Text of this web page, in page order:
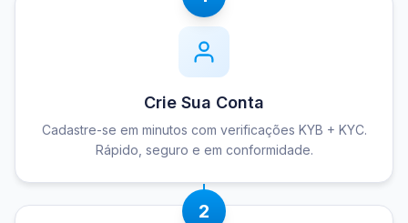
Crie Sua Conta
Cadastre-se em minutos com verificações KYB + KYC.
Rápido, seguro e em conformidade.
2